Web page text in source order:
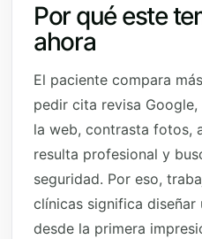
Por qué este
ahora
El paciente compara
pedir cita revisa Google,
la web, contrasta fotos,
resulta profesional y
seguridad. Por eso,
clínicas significa
desde la primera